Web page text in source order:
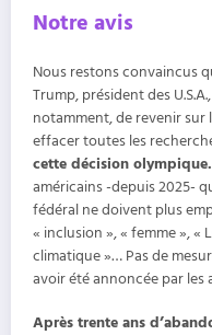
Notre avis
Nous restons convaincus
Trump, président des
notamment, de revenir sur
effacer toutes les
cette décision olympique.
américains -depuis 2025-
fédéral ne doivent plus
« inclusion », « femme », «
climatique »… Pas de
avoir été annoncée par les
Après trente ans